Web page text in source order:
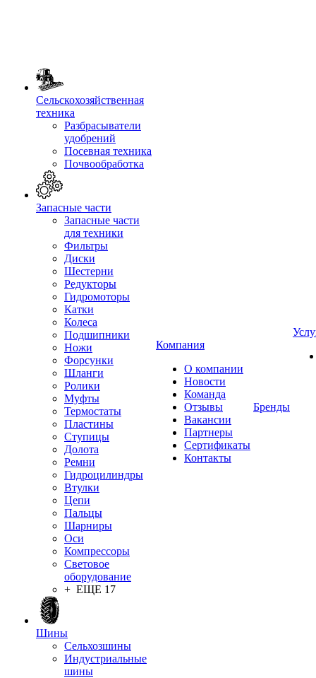
Сельскохозяйственная
техника
Разбрасыватели
удобрений
Посевная техника
Почвообработка
Запасные части
Запасные части
для техники
Фильтры
Диски
Шестерни
Редукторы
Гидромоторы
Катки
Колеса
Подшипники
Ножи
Форсунки
Шланги
Ролики
Муфты
Термостаты
Пластины
Ступицы
Долота
Ремни
Гидроцилиндры
Втулки
Цепи
Пальцы
Шарниры
Оси
Компрессоры
Световое
оборудование
+ ЕЩЕ 17
Шины
Сельхозшины
Индустриальные
шины
Компания
О компании
Новости
Команда
Отзывы
Вакансии
Партнеры
Сертификаты
Контакты
Бренды